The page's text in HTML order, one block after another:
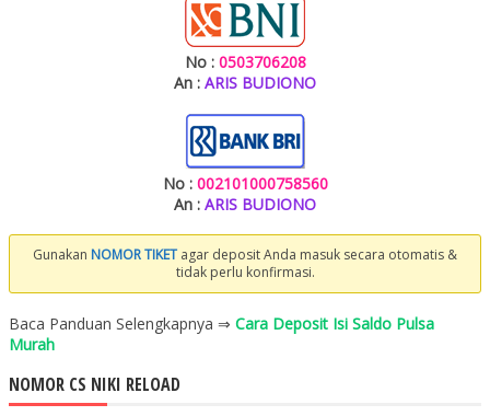
No : 0503706208
An : ARIS BUDIONO
No : 002101000758560
An : ARIS BUDIONO
Gunakan NOMOR TIKET agar deposit Anda masuk secara otomatis &
tidak perlu konfirmasi.
Baca Panduan Selengkapnya ⇒ Cara Deposit Isi Saldo Pulsa
Murah
NOMOR CS NIKI RELOAD